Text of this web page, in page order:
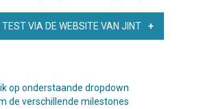
TEST VIA DE WEBSITE VAN JINT
op onderstaande dropdown
de verschillende milestones